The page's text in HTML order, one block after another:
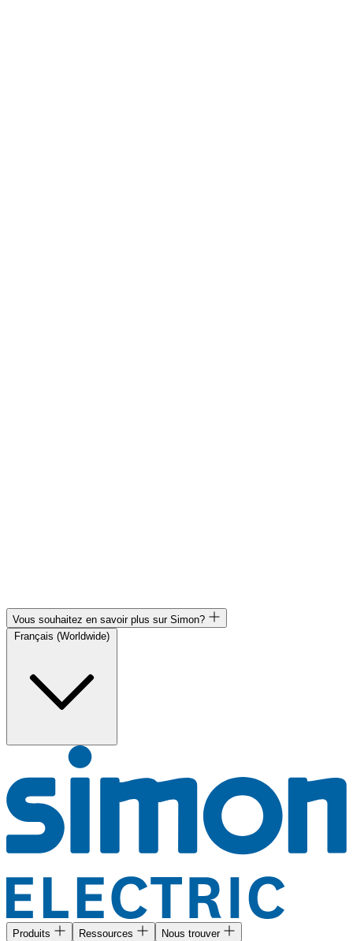
Vous souhaitez en savoir plus sur Simon?
Produits Ressources
Nous trouver